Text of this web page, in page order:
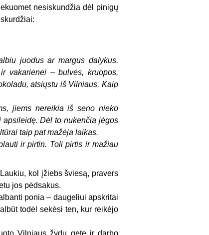
nesiskundžia dėl pinigų
juodus ar margus dalykus.
vakarienei – bulvės, kruopos,
atsiųstu iš Vilniaus. Kaip
jiems nereikia iš seno nieko
Dėl to nukenčia jėgos
taip pat mažėja laikas.
ir pirtin. Toli pirtis ir mažiau
kol įžiebs šviesą, pravers
jos pėdsakus.
ponia – daugeliui apskritai
todėl sekėsi ten, kur reikėjo
Vilniaus žydų gete ir darbo